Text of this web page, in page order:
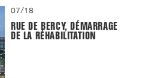
07/18
RUE DE BERCY, DÉMARRAGE
DE LA RÉHABILITATION